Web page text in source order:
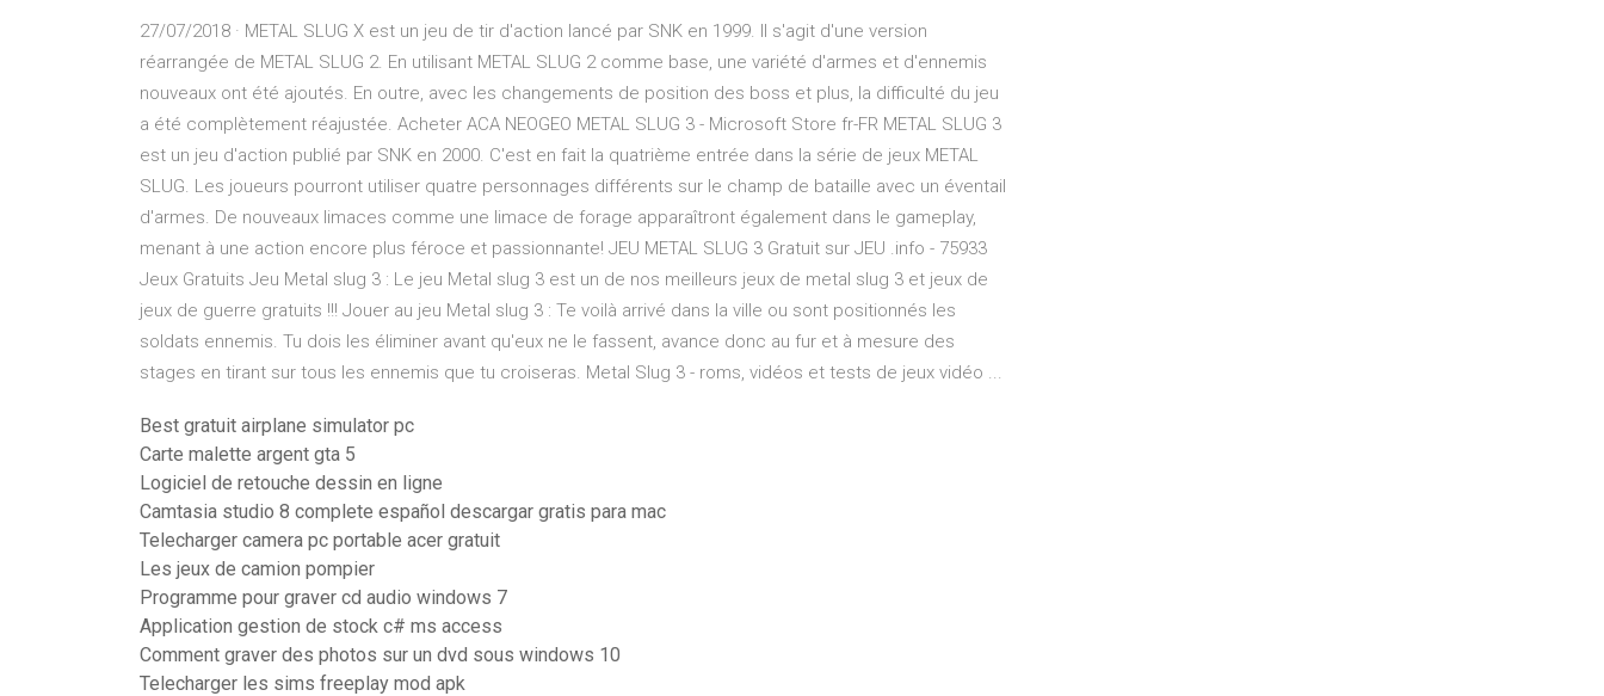
27/07/2018 · METAL SLUG X est un jeu de tir d'action lancé par SNK en 1999. Il s'agit d'une version
réarrangée de METAL SLUG 2. En utilisant METAL SLUG 2 comme base, une variété d'armes et d'ennemis
nouveaux ont été ajoutés. En outre, avec les changements de position des boss et plus, la difficulté du jeu
a été complètement réajustée. Acheter ACA NEOGEO METAL SLUG 3 - Microsoft Store fr-FR METAL SLUG 3
est un jeu d'action publié par SNK en 2000. C'est en fait la quatrième entrée dans la série de jeux METAL
SLUG. Les joueurs pourront utiliser quatre personnages différents sur le champ de bataille avec un éventail
d'armes. De nouveaux limaces comme une limace de forage apparaîtront également dans le gameplay,
menant à une action encore plus féroce et passionnante! JEU METAL SLUG 3 Gratuit sur JEU .info - 75933
Jeux Gratuits Jeu Metal slug 3 : Le jeu Metal slug 3 est un de nos meilleurs jeux de metal slug 3 et jeux de
jeux de guerre gratuits !!! Jouer au jeu Metal slug 3 : Te voilà arrivé dans la ville ou sont positionnés les
soldats ennemis. Tu dois les éliminer avant qu'eux ne le fassent, avance donc au fur et à mesure des
stages en tirant sur tous les ennemis que tu croiseras. Metal Slug 3 - roms, vidéos et tests de jeux vidéo ...
Best gratuit airplane simulator pc
Carte malette argent gta 5
Logiciel de retouche dessin en ligne
Camtasia studio 8 complete español descargar gratis para mac
Telecharger camera pc portable acer gratuit
Les jeux de camion pompier
Programme pour graver cd audio windows 7
Application gestion de stock c# ms access
Comment graver des photos sur un dvd sous windows 10
Telecharger les sims freeplay mod apk